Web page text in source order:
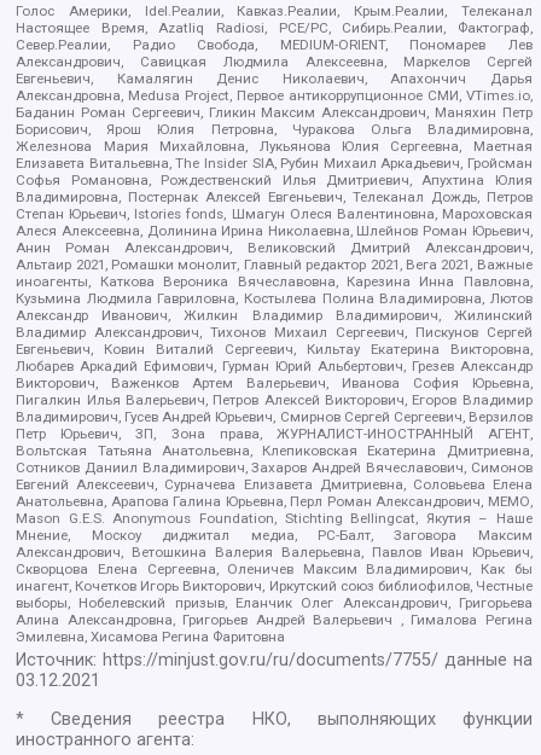
Голос Америки, Idel.Реалии, Кавказ.Реалии, Крым.Реалии, Телеканал
Настоящее Время, Azatliq Radiosi, PCE/PC, Сибирь.Реалии, Фактограф,
Север.Реалии, Радио Свобода, MEDIUM-ORIENT, Пономарев Лев
Александрович, Савицкая Людмила Алексеевна, Маркелов Сергей
Евгеньевич, Камалягин Денис Николаевич, Апахончич Дарья
Александровна, Medusa Project, Первое антикоррупционное СМИ, VTimes.io,
Баданин Роман Сергеевич, Гликин Максим Александрович, Маняхин Петр
Борисович, Ярош Юлия Петровна, Чуракова Ольга Владимировна,
Железнова Мария Михайловна, Лукьянова Юлия Сергеевна, Маетная
Елизавета Витальевна, The Insider SIA, Рубин Михаил Аркадьевич, Гройсман
Софья Романовна, Рождественский Илья Дмитриевич, Апухтина Юлия
Владимировна, Постернак Алексей Евгеньевич, Телеканал Дождь, Петров
Степан Юрьевич, Istories fonds, Шмагун Олеся Валентиновна, Мароховская
Алеся Алексеевна, Долинина Ирина Николаевна, Шлейнов Роман Юрьевич,
Анин Роман Александрович, Великовский Дмитрий Александрович,
Альтаир 2021, Ромашки монолит, Главный редактор 2021, Вега 2021, Важные
иноагенты, Каткова Вероника Вячеславовна, Карезина Инна Павловна,
Кузьмина Людмила Гавриловна, Костылева Полина Владимировна, Лютов
Александр Иванович, Жилкин Владимир Владимирович, Жилинский
Владимир Александрович, Тихонов Михаил Сергеевич, Пискунов Сергей
Евгеньевич, Ковин Виталий Сергеевич, Кильтау Екатерина Викторовна,
Любарев Аркадий Ефимович, Гурман Юрий Альбертович, Грезев Александр
Викторович, Важенков Артем Валерьевич, Иванова София Юрьевна,
Пигалкин Илья Валерьевич, Петров Алексей Викторович, Егоров Владимир
Владимирович, Гусев Андрей Юрьевич, Смирнов Сергей Сергеевич, Верзилов
Петр Юрьевич, ЗП, Зона права, ЖУРНАЛИСТ-ИНОСТРАННЫЙ АГЕНТ,
Вольтская Татьяна Анатольевна, Клепиковская Екатерина Дмитриевна,
Сотников Даниил Владимирович, Захаров Андрей Вячеславович, Симонов
Евгений Алексеевич, Сурначева Елизавета Дмитриевна, Соловьева Елена
Анатольевна, Арапова Галина Юрьевна, Перл Роман Александрович, МЕМО,
Mason G.E.S. Anonymous Foundation, Stichting Bellingcat, Якутия – Наше
Мнение, Москоу диджитал медиа, РС-Балт, Заговора Максим
Александрович, Ветошкина Валерия Валерьевна, Павлов Иван Юрьевич,
Скворцова Елена Сергеевна, Оленичев Максим Владимирович, Как бы
инагент, Кочетков Игорь Викторович, Иркутский союз библиофилов, Честные
выборы, Нобелевский призыв, Еланчик Олег Александрович, Григорьева
Алина Александровна, Григорьев Андрей Валерьевич , Гималова Регина
Эмилевна, Хисамова Регина Фаритовна
Источник: https://minjust.gov.ru/ru/documents/7755/ данные на
03.12.2021
* Сведения реестра НКО, выполняющих функции
иностранного агента: